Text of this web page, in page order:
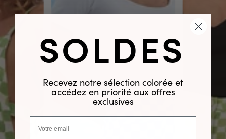
SOLDES
Recevez notre sélection colorée et
accédez en priorité aux offres
exclusives